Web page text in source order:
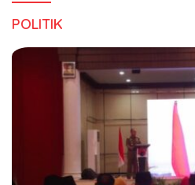
POLITIK